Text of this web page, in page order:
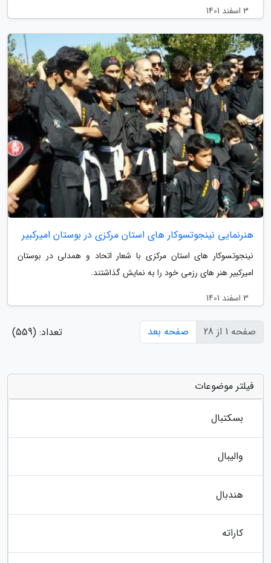
3 اسفند 1401
هنرنمایی نینجوتسوکار های استان مرکزی در بوستان امیرکبیر
نینجوتسوکار های استان مرکزی با شعار اتحاد و همدلی در بوستان
امیرکبیر هنر های رزمی خود را به نمایش گذاشتند.
3 اسفند 1401
صفحه 1 از 28 صفحه بعد تعداد: (559)
فیلتر موضوعات
بسکتبال
والیبال
هندبال
کاراته